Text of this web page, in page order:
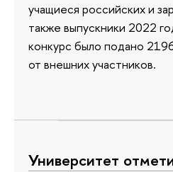
учащиеся российских и
также выпускники 2022
конкурс было подано
от внешних участников.
Университет